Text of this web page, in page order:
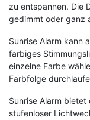
zu entspannen. Die
gedimmt oder ganz
Sunrise Alarm kann
farbiges
einzelne Farbe
Farbfolge
Sunrise Alarm
stufenloser